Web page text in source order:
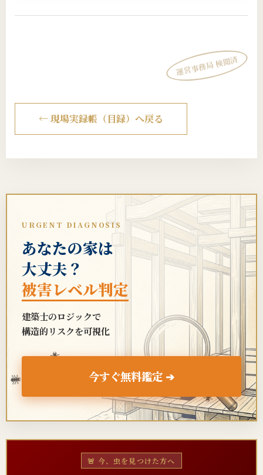
運営事務局 検閲済
← 現場実録帳（目録）へ戻る
URGENT DIAGNOSIS
あなたの家は
大丈夫？
被害レベル判定
建築士のロジックで
構造的リスクを可視化
今すぐ無料鑑定 ➔
🐜
🐜
🐜
🚨 今、虫を見つけた方へ